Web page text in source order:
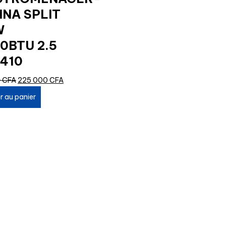
SPLIT
2.5
CFA Le
225 000 CFALe
au panier